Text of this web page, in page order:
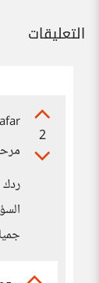
التعليقات
2